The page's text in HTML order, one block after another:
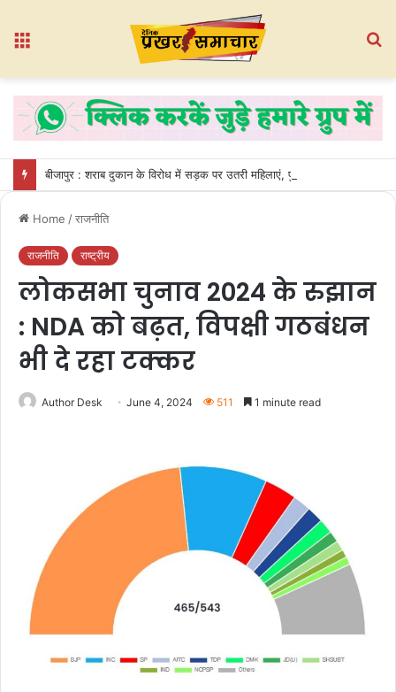
Home /राजनीति
राजनीति राष्ट्रीय
लोकसभा चुनाव 2024 के रुझान
: NDA को बढ़त, विपक्षी गठबंधन
भी दे रहा टक्कर
Author Desk June 4, 2024 511 1 minute read